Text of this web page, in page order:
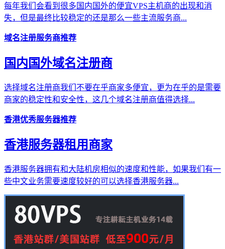
每年我们会看到很多国内国外的便宜VPS主机商的出现和消
失，但是最终比较稳定的还是那么一些主流服务商...
域名注册服务商推荐
国内国外域名注册商
选择域名注册商我们不要在乎商家多便宜，更为在乎的是需要
商家的稳定性和安全性，这几个域名注册商值得选择...
香港优秀服务器推荐
香港服务器租用商家
香港服务器拥有和大陆机房相似的速度和性能，如果我们有一
些中文业务需要速度较好的可以选择香港服务器...